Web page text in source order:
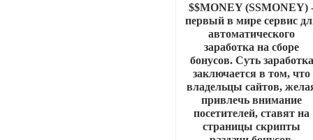
$$MONEY (SSMONEY)
первый в мире сервис
автоматического
заработка на сборе
бонусов. Суть заработка
заключается в том, что
владельцы сайтов,
привлечь внимание
посетителей, ставят на
страницы скрипты